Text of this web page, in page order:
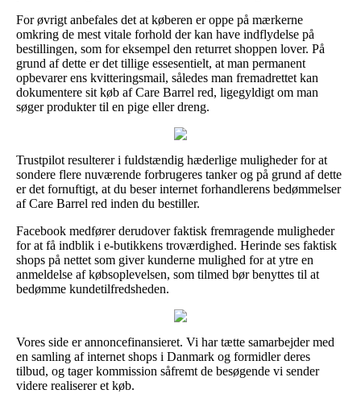
For øvrigt anbefales det at køberen er oppe på mærkerne
omkring de mest vitale forhold der kan have indflydelse på
bestillingen, som for eksempel den returret shoppen lover. På
grund af dette er det tillige essesentielt, at man permanent
opbevarer ens kvitteringsmail, således man fremadrettet kan
dokumentere sit køb af Care Barrel red, ligegyldigt om man
søger produkter til en pige eller dreng.
Trustpilot resulterer i fuldstændig hæderlige muligheder for at
sondere flere nuværende forbrugeres tanker og på grund af dette
er det fornuftigt, at du beser internet forhandlerens bedømmelser
af Care Barrel red inden du bestiller.
Facebook medfører derudover faktisk fremragende muligheder
for at få indblik i e-butikkens troværdighed. Herinde ses faktisk
shops på nettet som giver kunderne mulighed for at ytre en
anmeldelse af købsoplevelsen, som tilmed bør benyttes til at
bedømme kundetilfredsheden.
Vores side er annoncefinansieret. Vi har tætte samarbejder med
en samling af internet shops i Danmark og formidler deres
tilbud, og tager kommission såfremt de besøgende vi sender
videre realiserer et køb.